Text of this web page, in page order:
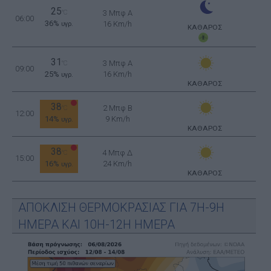
06:00
25
36% υγρ.
3 Μπφ Α
16 Km/h
ΚΑΘΑΡΟΣ
09:00
31
25% υγρ.
3 Μπφ Α
16 Km/h
ΚΑΘΑΡΟΣ
12:00
38
14% υγρ.
2 Μπφ B
9 Km/h
ΚΑΘΑΡΟΣ
15:00
38
16% υγρ.
4 Μπφ Δ
24 Km/h
ΚΑΘΑΡΟΣ
ΑΠΟΚΛΙΣΗ ΘΕΡΜΟΚΡΑΣΙΑΣ ΓΙΑ 7Η-9Η
ΗΜΕΡΑ ΚΑΙ 10Η-12Η ΗΜΕΡΑ